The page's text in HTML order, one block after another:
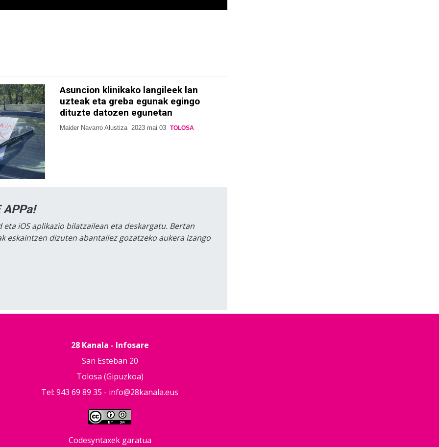
Asuncion klinikako langileek lan
uzteak eta greba egunak egingo
dituzte datozen egunetan
Maider Navarro Alustiza 2023 mai 03 TOLOSA
APPa!
iOS aplikazio bilatzailean eta deskargatu. Bertan
eskaintzen dizuten abantailez gozatzeko aukera izango
28 Kanala - Infosare
San Esteban 20
Tolosa (Gipuzkoa)
Tel: 943 69 89 35 - info@28kanala.eus
Codesyntaxek garatua